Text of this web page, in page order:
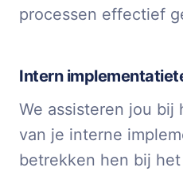
processen effectief
Intern
We assisteren jou bij
van je interne
betrekken hen bij